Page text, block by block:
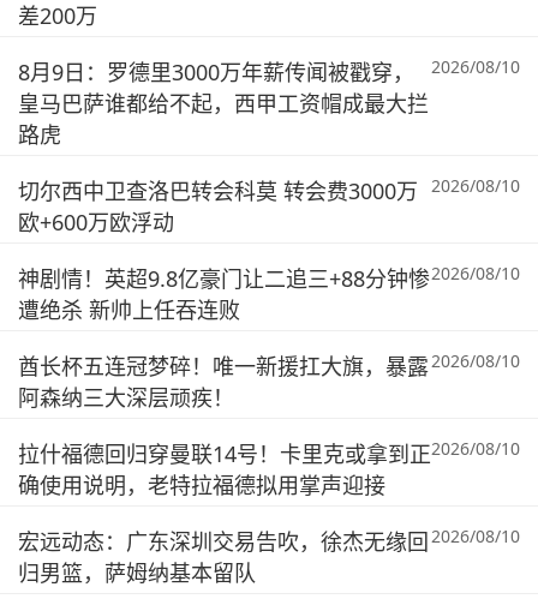
差200万
8月9日：罗德里3000万年薪传闻被戳穿，
皇马巴萨谁都给不起，西甲工资帽成最大拦
路虎
2026/08/10
切尔西中卫查洛巴转会科莫 转会费3000万
欧+600万欧浮动
2026/08/10
神剧情！英超9.8亿豪门让二追三+88分钟惨
遭绝杀 新帅上任吞连败
2026/08/10
酋长杯五连冠梦碎！唯一新援扛大旗，暴露
阿森纳三大深层顽疾！
2026/08/10
拉什福德回归穿曼联14号！卡里克或拿到正
确使用说明，老特拉福德拟用掌声迎接
2026/08/10
宏远动态：广东深圳交易告吹，徐杰无缘回
归男篮，萨姆纳基本留队
2026/08/10